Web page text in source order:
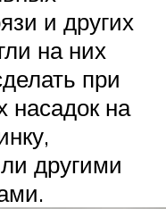
и других
на них
при
на
другими